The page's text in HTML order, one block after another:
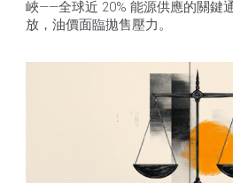
峽——全球近 20% 能源供應的關鍵
放，油價面臨拋售壓力。